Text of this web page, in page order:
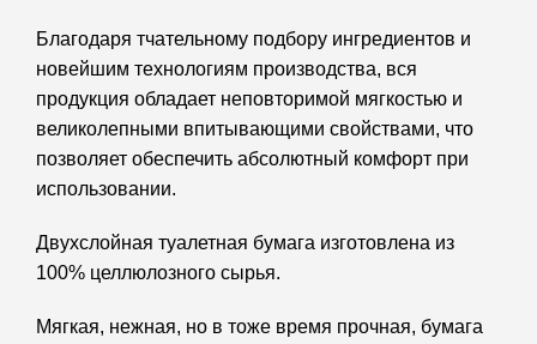
Благодаря тчательному подбору ингредиентов и
новейшим технологиям производства, вся
продукция обладает неповторимой мягкостью и
великолепными впитывающими свойствами, что
позволяет обеспечить абсолютный комфорт при
использовании.
Двухслойная туалетная бумага изготовлена из
100% целлюлозного сырья.
Мягкая, нежная, но в тоже время прочная, бумага